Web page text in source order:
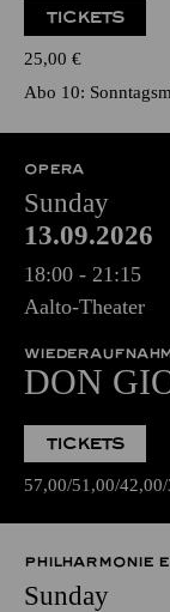
TICKETS
25,00 €
Abo 10:
OPERA
Sunday
13.09.2026
18:00 - 21:15
Aalto-Theater
DON
TICKETS
57,00 51,00 42,00
PHILHARMONIE
Sunday